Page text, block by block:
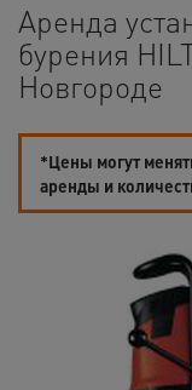
Аренда
бурения
Новгороде
*Цены могут
аренды и